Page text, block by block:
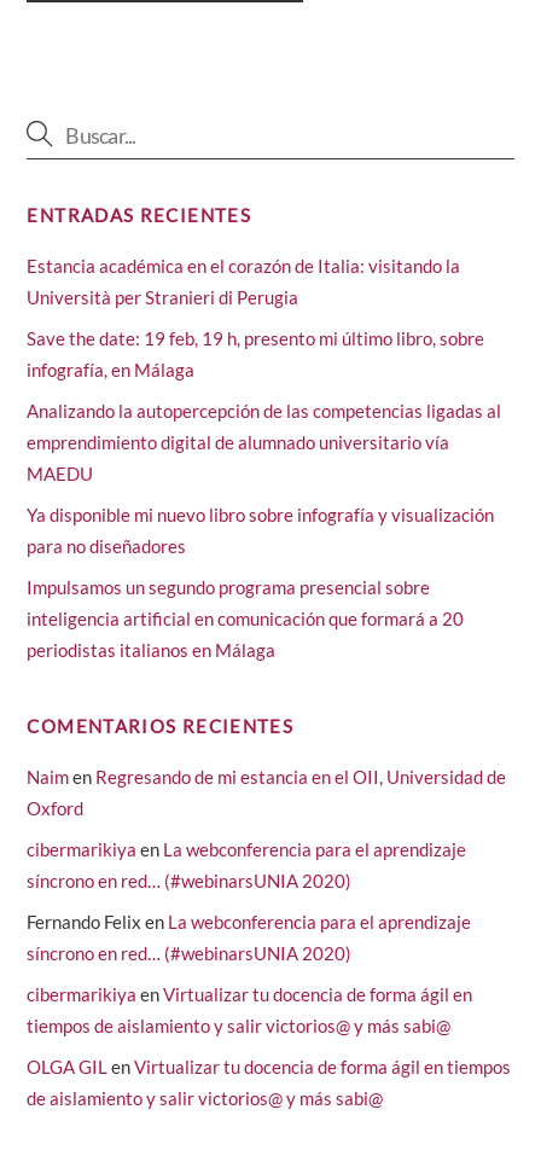
ENTRADAS RECIENTES
Estancia académica en el corazón de Italia: visitando la
Università per Stranieri di Perugia
Save the date: 19 feb, 19 h, presento mi último libro, sobre
infografía, en Málaga
Analizando la autopercepción de las competencias ligadas al
emprendimiento digital de alumnado universitario vía
MAEDU
Ya disponible mi nuevo libro sobre infografía y visualización
para no diseñadores
Impulsamos un segundo programa presencial sobre
inteligencia artificial en comunicación que formará a 20
periodistas italianos en Málaga
COMENTARIOS RECIENTES
Naimen Regresando de mi estancia en el OII, Universidad de
Oxford
cibermarikiya en La webconferencia para el aprendizaje
síncrono en red… (#webinarsUNIA 2020)
Fernando Felix en La webconferencia para el aprendizaje
síncrono en red… (#webinarsUNIA 2020)
cibermarikiya enVirtualizar tu docencia de forma ágil en
tiempos de aislamiento y salir victorios@ y más sabi@
OLGA GILenVirtualizar tu docencia de forma ágil en tiempos
de aislamiento y salir victorios@ y más sabi@